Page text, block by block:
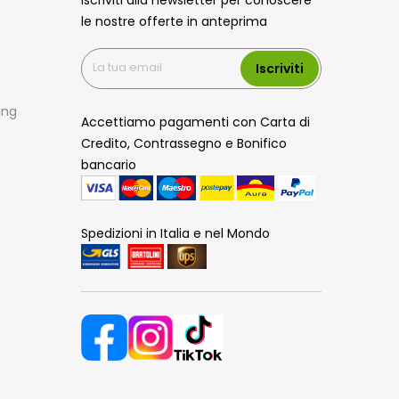
le nostre offerte in anteprima
Iscriviti
Accettiamo pagamenti con Carta di
Credito, Contrassegno e Bonifico
bancario
Spedizioni in Italia e nel Mondo